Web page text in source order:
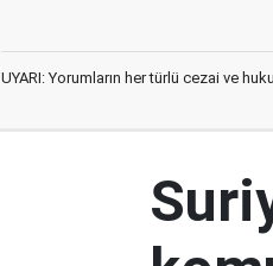
UYARI: Yorumların her türlü cezai ve